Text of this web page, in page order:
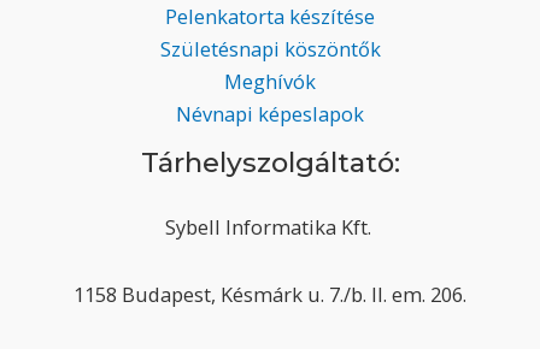
Pelenkatorta készítése
Születésnapi köszöntők
Meghívók
Névnapi képeslapok
Tárhelyszolgáltató:
Sybell Informatika Kft.
1158 Budapest, Késmárk u. 7./b. II. em. 206.